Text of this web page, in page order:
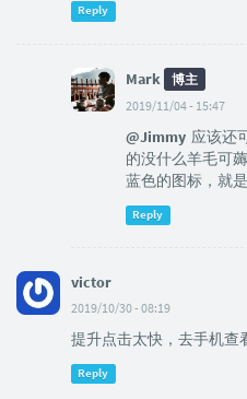
Reply
Mark
博主
2019/11/04 - 15:47
@Jimmy 应该还
的没什么羊毛可
蓝色的图标，就
Reply
victor
2019/10/30 - 08:19
提升点击太快，去手机查
Reply